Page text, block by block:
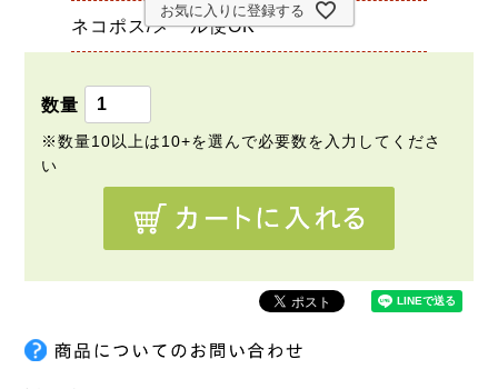
ネコポス/メール便OK
お気に入りに登録する